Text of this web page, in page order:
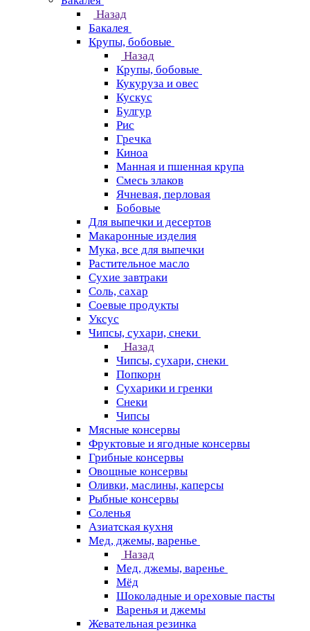
Назад
Бакалея
Крупы, бобовые
Назад
Крупы, бобовые
Кукуруза и овес
Кускус
Булгур
Рис
Гречка
Киноа
Манная и пшенная крупа
Смесь злаков
Ячневая, перловая
Бобовые
Для выпечки и десертов
Макаронные изделия
Мука, все для выпечки
Растительное масло
Сухие завтраки
Соль, сахар
Соевые продукты
Уксус
Чипсы, сухари, снеки
Назад
Чипсы, сухари, снеки
Попкорн
Сухарики и гренки
Снеки
Чипсы
Мясные консервы
Фруктовые и ягодные консервы
Грибные консервы
Овощные консервы
Оливки, маслины, каперсы
Рыбные консервы
Соленья
Азиатская кухня
Мед, джемы, варенье
Назад
Мед, джемы, варенье
Мёд
Шоколадные и ореховые пасты
Варенья и джемы
Жевательная резинка